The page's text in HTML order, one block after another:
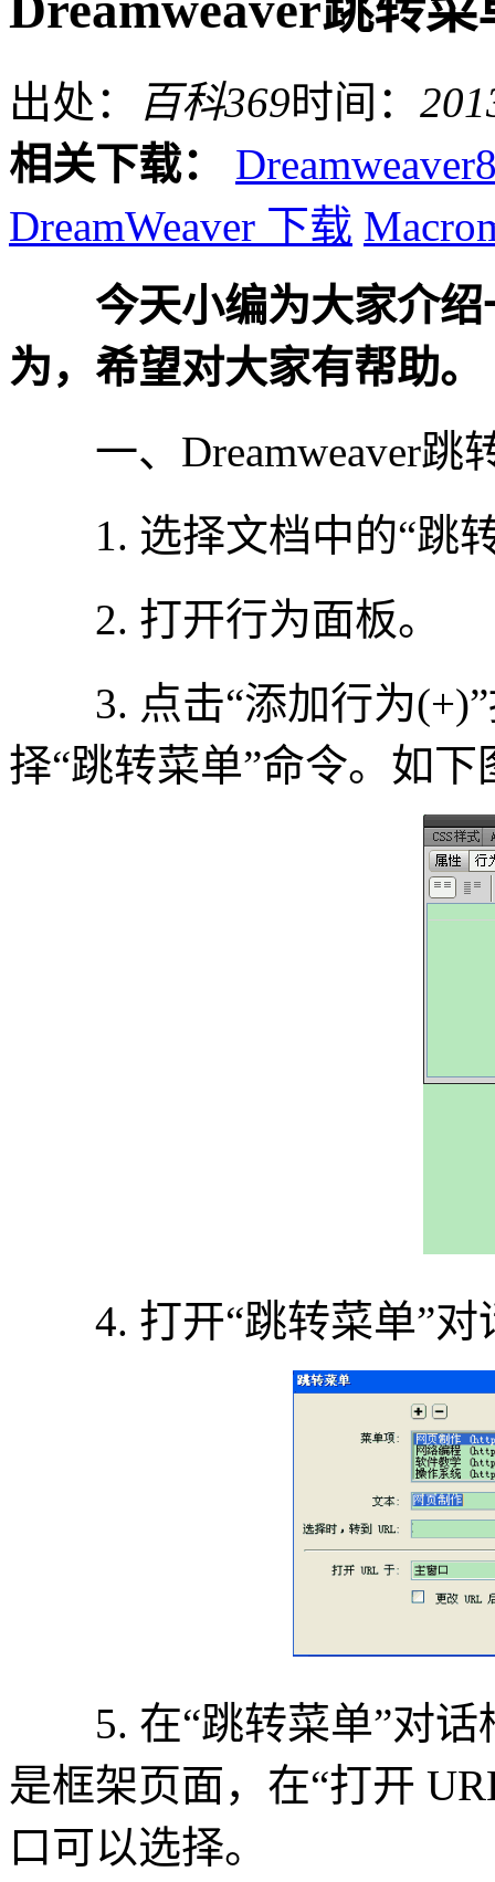
出处： 百科369时间：
相关下载：
DreamWeaver 下载
今天小编为大家介
为，希望对大家有帮助。
一、Dreamweaver跳
1. 选择文档中的“跳转
2. 打开行为面板。
3. 点击“添加行为(+)”
择“跳转菜单”命令。如下
4. 打开“跳转菜单”对
5. 在“跳转菜单”对话
是框架页面，在“打开
口可以选择。